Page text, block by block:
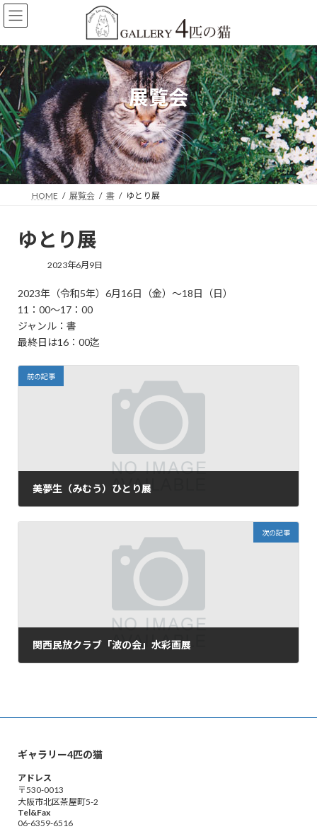
コ
ン
ン
ツ
へ
ス
キ
ッ
プ
ナ
ビ
ー
シ
ョ
ン
に
移
動
展覧会
HOME 展覧会 書 ゆとり展
ゆとり展
2023年6月9日
2023年（令和5年）6月16日（金）～18日（日）
11：00～17：00
ジャンル：書
最終日は16：00迄
前の記事
美夢生（みむう）ひとり展
次の記事
関西民放クラブ「波の会」水彩画展
ギャラリー4匹の猫
アドレス
〒530-0013
大阪市北区茶屋町5-2
Tel&Fax
06-6359-6516